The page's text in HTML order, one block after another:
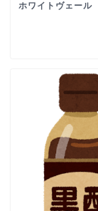
ホワイトヴェール